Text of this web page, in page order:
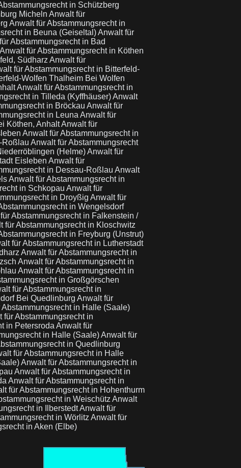
in Schützberg
Micheln Anwalt für
Anwalt für Abstammungsrecht in
in Beuna (Geiseltal)Anwalt für
Abstammungsrecht in Bad
Anwalt für Abstammungsrecht in Köthen
Südharz Anwalt für
für Abstammungsrecht in Bitterfeld-
Wolfen Thalheim Bei Wolfen
Anwalt für Abstammungsrecht in
in Tilleda (Kyffhäuser)Anwalt
in Bröckau Anwalt für
in Leuna Anwalt für
Köthen, AnhaltAnwalt für
Anwalt für Abstammungsrecht in
Roßlau Anwalt für Abstammungsrecht
(Helme)Anwalt für
Eisleben Anwalt für
in Dessau-Roßlau Anwalt
Anwalt für Abstammungsrecht in
in Schkopau Anwalt für
in Droyßig Anwalt für
in Wengelsdorf
Abstammungsrecht in Falkenstein /
für Abstammungsrecht in Kloschwitz
in Freyburg (Unstrut)
für Abstammungsrecht in Lutherstadt
Anwalt für Abstammungsrecht in
Anwalt für Abstammungsrecht in
Anwalt für Abstammungsrecht in
in Großgörschen
für Abstammungsrecht in
Bei Quedlinburg Anwalt für
Abstammungsrecht in Halle (Saale)
für Abstammungsrecht in
in Petersroda Anwalt für
in Halle (Saale)Anwalt für
in Quedlinburg
für Abstammungsrecht in Halle
Anwalt für Abstammungsrecht in
Anwalt für Abstammungsrecht in
Anwalt für Abstammungsrecht in
für Abstammungsrecht in Hohenthurm
in Weischütz Anwalt
in IlberstedtAnwalt für
in Wörlitz Anwalt für
in Aken (Elbe)